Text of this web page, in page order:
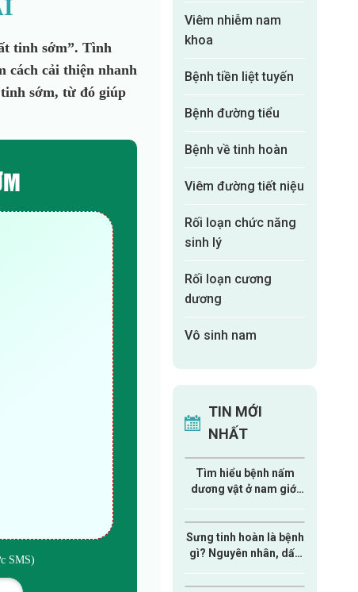
tinh sớm”. Tình
cách cải thiện nhanh
sớm, từ đó giúp
SMS)
Viêm nhiễm nam
khoa
Bệnh tiền liệt tuyến
Bệnh đường tiểu
Bệnh về tinh hoàn
Viêm đường tiết niệu
Rối loạn chức năng
sinh lý
Rối loạn cương
dương
Vô sinh nam
TIN MỚI
NHẤT
Tìm hiểu bệnh nấm
dương vật ở nam giới
Sưng tinh hoàn là bệnh
gì? Nguyên nhân, dấu
giới cần biết